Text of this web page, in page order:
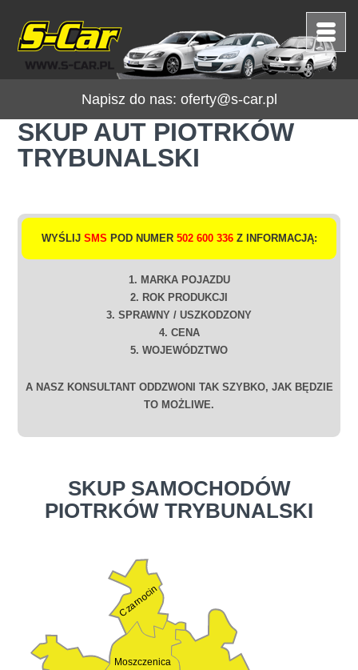
Napisz do nas: oferty@s-car.pl
SKUP AUT PIOTRKÓW
TRYBUNALSKI
WYŚLIJ SMS POD NUMER 502 600 336Z INFORMACJĄ:
1. MARKA POJAZDU
2. ROK PRODUKCJI
3. SPRAWNY / USZKODZONY
4. CENA
5. WOJEWÓDZTWO
A NASZ KONSULTANT ODDZWONI TAK SZYBKO, JAK BĘDZIE
TO MOŻLIWE.
SKUP SAMOCHODÓW
PIOTRKÓW TRYBUNALSKI
Moszczenica
Czarnocin